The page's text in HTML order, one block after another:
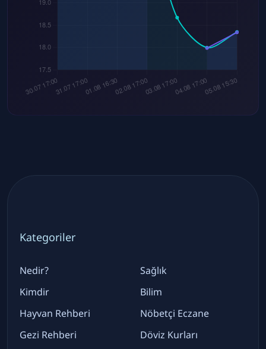
Kategoriler
Nedir?
Kimdir
Hayvan Rehberi
Gezi Rehberi
Sağlık
Bilim
Nöbetçi Eczane
Döviz Kurları